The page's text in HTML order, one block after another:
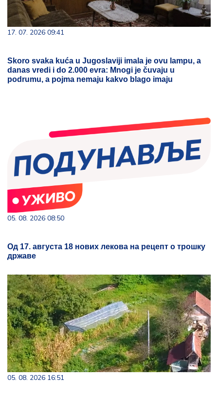
17. 07. 2026 09:41
Skoro svaka kuća u Jugoslaviji imala je ovu lampu, a
danas vredi i do 2.000 evra: Mnogi je čuvaju u
podrumu, a pojma nemaju kakvo blago imaju
05. 08. 2026 08:50
Од 17. августа 18 нових лекова на рецепт о трошку
државе
05. 08. 2026 16:51